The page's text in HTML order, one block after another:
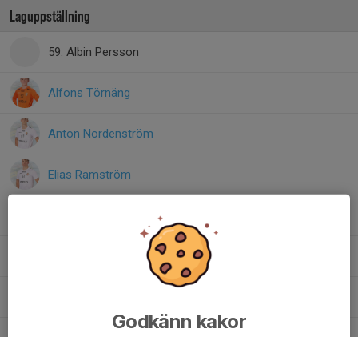
Laguppställning
59. Albin Persson
Alfons Törnäng
Anton Nordenström
Elias Ramström
Godkänn kakor